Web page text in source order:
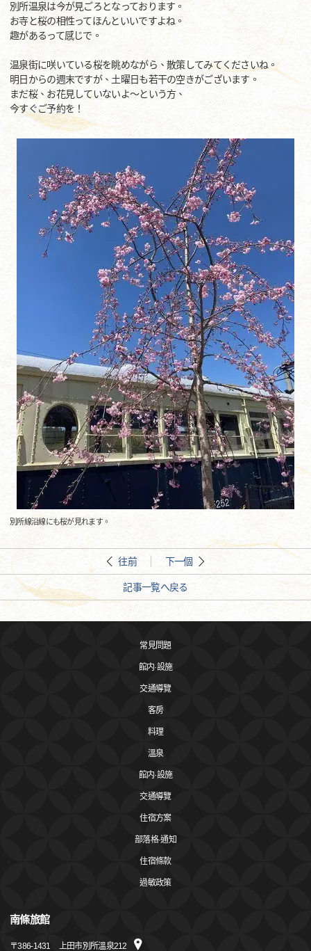
別所温泉は今が見ごろとなっております。
お寺と桜の相性ってほんといいですよね。
趣があるって感じで。
温泉街に咲いている桜を眺めながら、散策してみてくださいね。
明日からの週末ですが、土曜日も若干の空きがございます。
まだ桜、お花見していないよ～という方、
今すぐご予約を！
別所線沿線にも桜が見れます。
往前 下一個
記事一覧へ戻る
常見問題
館内·設施
交通導覽
客房
料理
溫泉
館内·設施
交通導覽
住宿方案
部落格·通知
住宿條款
過敏政策
南條旅館
〒386-1431 上田市別所溫泉212